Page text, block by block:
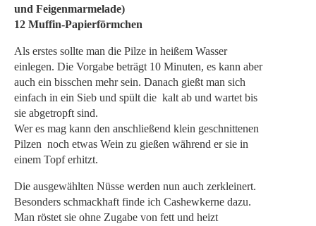
und Feigenmarmelade)
12 Muffin-Papierförmchen
Als erstes sollte man die Pilze in heißem Wasser
einlegen. Die Vorgabe beträgt 10 Minuten, es kann aber
auch ein bisschen mehr sein. Danach gießt man sich
einfach in ein Sieb und spült die kalt ab und wartet bis
sie abgetropft sind.
Wer es mag kann den anschließend klein geschnittenen
Pilzen noch etwas Wein zu gießen während er sie in
einem Topf erhitzt.
Die ausgewählten Nüsse werden nun auch zerkleinert.
Besonders schmackhaft finde ich Cashewkerne dazu.
Man röstet sie ohne Zugabe von fett und heizt